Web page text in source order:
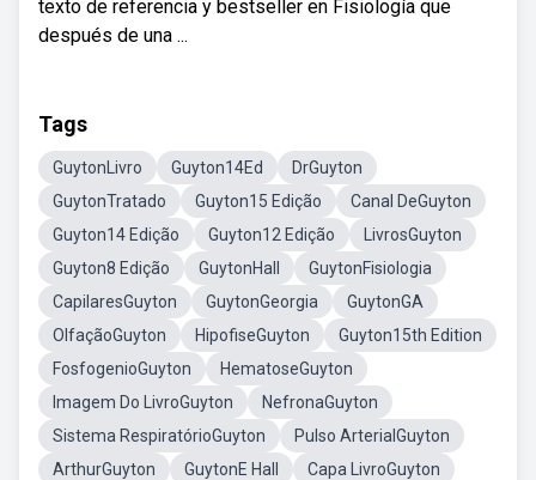
texto de referencia y bestseller en Fisiología que
después de una ...
Tags
GuytonLivro Guyton14Ed
DrGuyton
GuytonTratado
Guyton15 Edição
Canal DeGuyton
Guyton14 Edição
Guyton12 Edição
LivrosGuyton
Guyton8 Edição
GuytonHall
GuytonFisiologia
CapilaresGuyton
GuytonGeorgia
GuytonGA
OlfaçãoGuyton
HipofiseGuyton
Guyton15th Edition
FosfogenioGuyton
HematoseGuyton
Imagem Do LivroGuyton
NefronaGuyton
Sistema RespiratórioGuyton
Pulso ArterialGuyton
ArthurGuyton
GuytonE Hall
Capa LivroGuyton